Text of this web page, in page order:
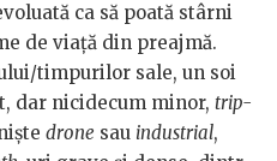
ca să poată stârni
de viață din preajmă.
timpurilor sale, un soi
dar nicidecum minor, trip-
drone sau industrial,